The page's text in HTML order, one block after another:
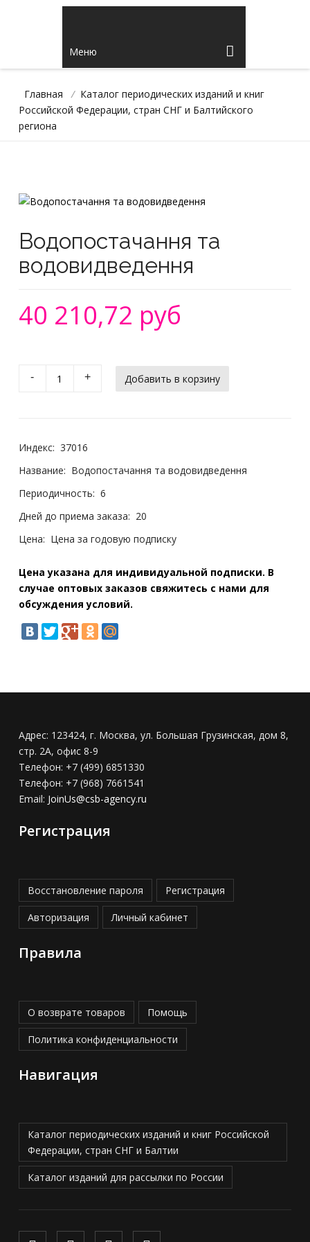
Меню
Главная / Каталог периодических изданий и книг
Российской Федерации, стран СНГ и Балтийского
региона
Водопостачання та
водовидведення
40 210,72 руб
- +
Индекс: 37016
Название: Водопостачання та водовидведення
Периодичность: 6
Дней до приема заказа: 20
Цена: Цена за годовую подписку
Цена указана для индивидуальной подписки. В
случае оптовых заказов свяжитесь с нами для
обсуждения условий.
Адрес: 123424, г. Москва, ул. Большая Грузинская, дом 8,
стр. 2А, офис 8-9
Телефон: +7 (499) 6851330
Телефон: +7 (968) 7661541
Email: JoinUs@csb-agency.ru
Регистрация
Восстановление пароля Регистрация
Авторизация Личный кабинет
Правила
О возврате товаров Помощь
Политика конфиденциальности
Навигация
Каталог периодических изданий и книг Российской
Федерации, стран СНГ и Балтии
Каталог изданий для рассылки по России